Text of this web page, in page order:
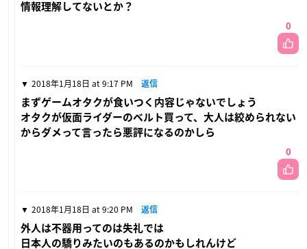
情報理解してないとか？
0
2018年1月18日 at 9:17 PM 返信
まずゲームオタクが食いつく内容じゃないでしょう
オタクが仮面ライダーのベルト買って、大人は絞められない
からダメって言ったら悪評になるのかしら
0
2018年1月18日 at 9:20 PM 返信
外人は不器用ってのは失礼では
日本人の驕りみたいのもあるのかもしれんけど